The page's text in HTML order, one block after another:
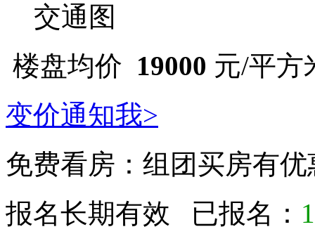
交通图
楼盘均价 19000 元/平方
变价通知我>
免费看房： 组团买房有
报名长期有效 已报名：